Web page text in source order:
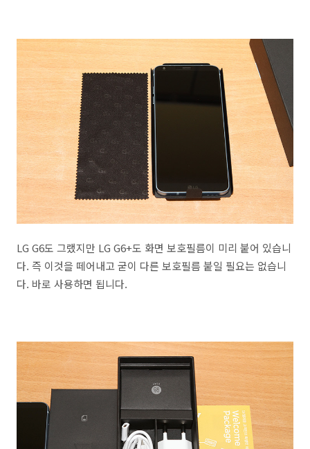
LG G6도 그랬지만 LG G6+도 화면 보호필름이 미리 붙어 있습니
다. 즉 이것을 떼어내고 굳이 다른 보호필름 붙일 필요는 없습니
다. 바로 사용하면 됩니다.